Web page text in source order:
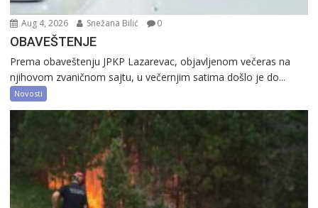
Aug 4, 2026 Snežana Bilić 0
OBAVEŠTENJE
Prema obaveštenju JPKP Lazarevac, objavljenom večeras na
njihovom zvaničnom sajtu, u večernjim satima došlo je do...
Novosti